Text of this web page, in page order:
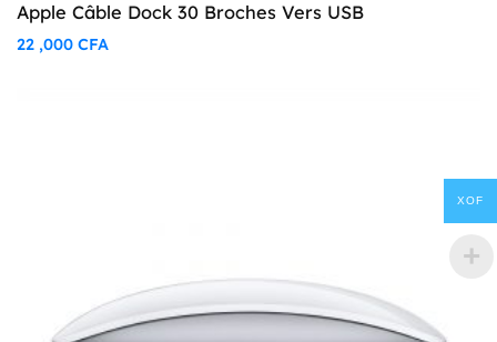
Apple Câble Dock 30 Broches Vers USB
22 ,000 CFA
XOF